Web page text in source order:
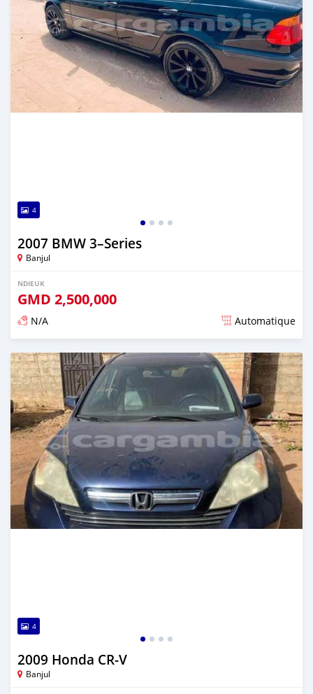
4
2007 BMW 3–Series
Banjul
NDIEUK
GMD 2,500,000
N/A Automatique
Dougal na niou ko depuis over 1 years
4
2009 Honda CR-V
Banjul